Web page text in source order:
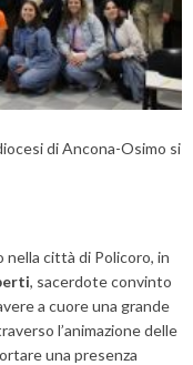
di Ancona-Osimo si
città di Policoro, in
, sacerdote convinto
a cuore una grande
l’animazione delle
una presenza